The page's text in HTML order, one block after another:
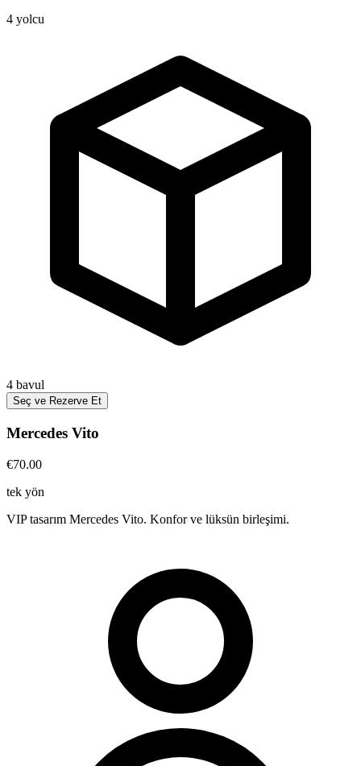
4 yolcu
4 bavul
Seç ve Rezerve Et
Mercedes Vito
€70.00
tek yön
VIP tasarım Mercedes Vito. Konfor ve lüksün birleşimi.